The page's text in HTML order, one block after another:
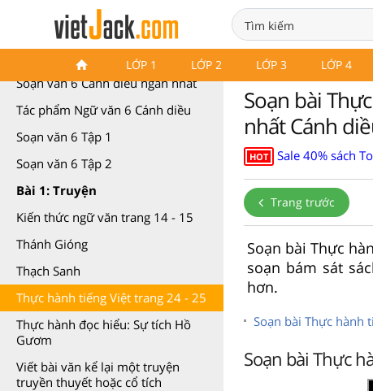
LỚP 1 LỚP 2 LỚP 3 LỚP 4
Soạn văn 6 Cánh diều
Soạn văn 6 Cánh diều ngắn nhất
Tác phẩm Ngữ văn 6 Cánh diều
Soạn văn 6 Tập 1
Soạn văn 6 Tập 2
Bài 1: Truyện
Kiến thức ngữ văn trang 14 - 15
Thánh Gióng
Thạch Sanh
Thực hành tiếng Việt trang 24 - 25
Thực hành đọc hiểu: Sự tích Hồ
Gươm
Viết bài văn kể lại một truyện
truyền thuyết hoặc cổ tích
Soạn bài
nhất Cánh
HOT Sale 40% sách
Trang trước
Soạn bài Thực
soạn bám sát
hơn.
Soạn bài Thực hành
Soạn bài Thực